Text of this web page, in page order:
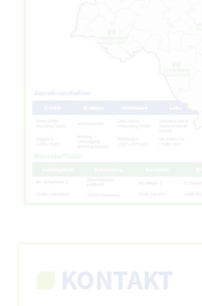
KONTAKT